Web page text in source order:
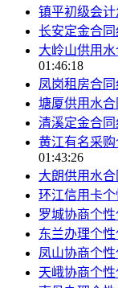
镇平初级会计
长安定金合
大岭山供用
01:46:18
凤岗租房合
塘厦供用水
清溪定金合
黄江有名采
01:43:26
大朗供用水
环江信用卡
罗城协商个
东兰办理个
凤山协商个
天峨协商个